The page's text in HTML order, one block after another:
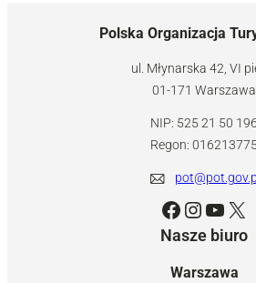
Polska Organizacja
ul. Młynarska 42, VI
01-171 Warszawa
NIP: 525 21 50 196
Regon: 016213775
pot@pot.gov.pl
Facebook Instagram YouTube X
Nasze biuro
Warszawa